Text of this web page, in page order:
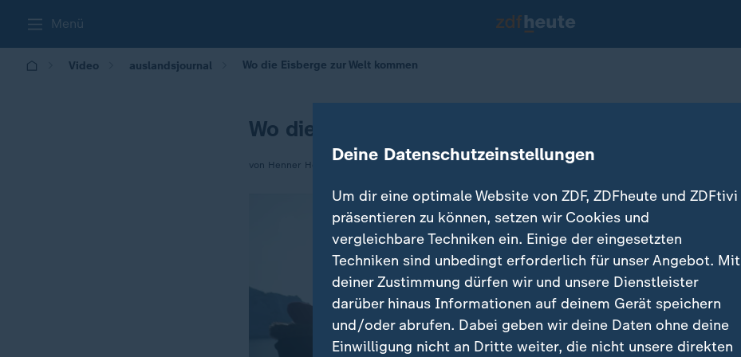
Menü
Video auslandsjournal Wo die Eisberge zur Welt kommen
Wo die Eisberge zur Welt kommen
von Henner HebestreitDeine Datenschutzeinstellungen
Um dir eine optimale Website von ZDF, ZDFheute und ZDFtivi
präsentieren zu können, setzen wir Cookies und
vergleichbare Techniken ein. Einige der eingesetzten
Techniken sind unbedingt erforderlich für unser Angebot. Mit
deiner Zustimmung dürfen wir und unsere Dienstleister
darüber hinaus Informationen auf deinem Gerät speichern
und/oder abrufen. Dabei geben wir deine Daten ohne deine
Einwilligung nicht an Dritte weiter, die nicht unsere direkten